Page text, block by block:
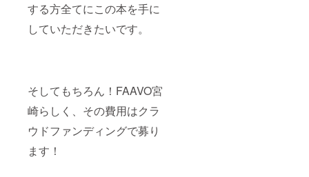
する方全てにこの本を手に
していただきたいです。
そしてもちろん！FAAVO宮
崎らしく、その費用はクラ
ウドファンディングで募り
ます！